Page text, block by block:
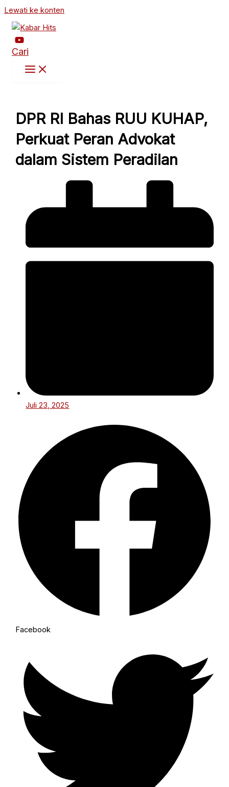
Lewati ke konten
Cari
DPR RI Bahas RUU KUHAP,
Perkuat Peran Advokat
dalam Sistem Peradilan
Juli 23, 2025
Facebook